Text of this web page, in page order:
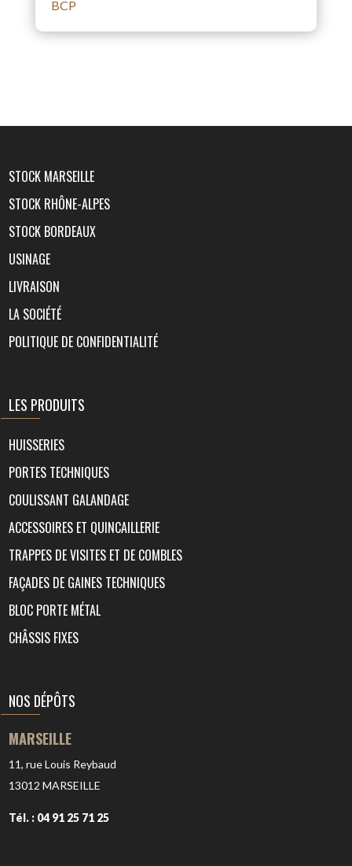
BCP
STOCK MARSEILLE
STOCK RHÔNE-ALPES
STOCK BORDEAUX
USINAGE
LIVRAISON
LA SOCIÉTÉ
POLITIQUE DE CONFIDENTIALITÉ
LES PRODUITS
HUISSERIES
PORTES TECHNIQUES
COULISSANT GALANDAGE
ACCESSOIRES ET QUINCAILLERIE
TRAPPES DE VISITES ET DE COMBLES
FAÇADES DE GAINES TECHNIQUES
BLOC PORTE MÉTAL
CHÂSSIS FIXES
NOS DÉPÔTS
MARSEILLE
11, rue Louis Reybaud
13012MARSEILLE
Tél. : 04 91 25 71 25